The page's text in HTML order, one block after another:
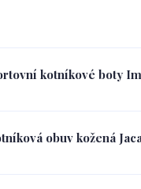
kotníkové boty
obuv kožená